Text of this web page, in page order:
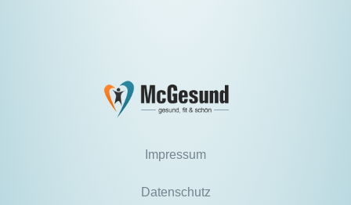
Impressum
Datenschutz